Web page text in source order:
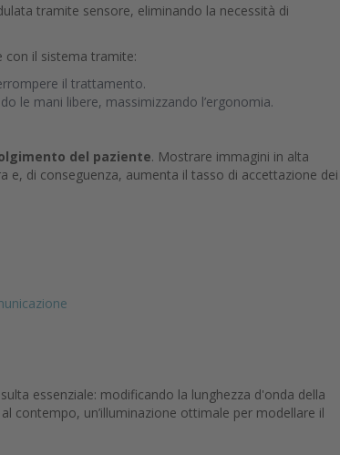
tramite sensore, eliminando la necessità di
con il sistema tramite:
il trattamento.
le mani libere, massimizzando l’ergonomia.
del paziente. Mostrare immagini in alta
e, di conseguenza, aumenta il tasso di accettazione dei
essenziale: modificando la lunghezza d'onda della
contempo, un’illuminazione ottimale per modellare il